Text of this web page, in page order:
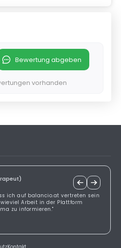
Bewertung abgeben
vorhanden
ich auf balancio.at vertreten sein
Arbeit in der Plattform
zu informieren."